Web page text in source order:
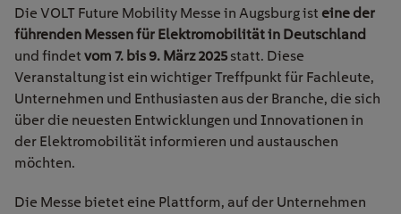
Die VOLT Future Mobility Messe in Augsburg ist eine der
führenden Messen für Elektromobilität in Deutschland
und findet vom 7. bis 9. März 2025statt. Diese
Veranstaltung ist ein wichtiger Treffpunkt für Fachleute,
Unternehmen und Enthusiasten aus der Branche, die sich
über die neuesten Entwicklungen und Innovationen in
der Elektromobilität informieren und austauschen
möchten.
Die Messe bietet eine Plattform, auf der Unternehmen